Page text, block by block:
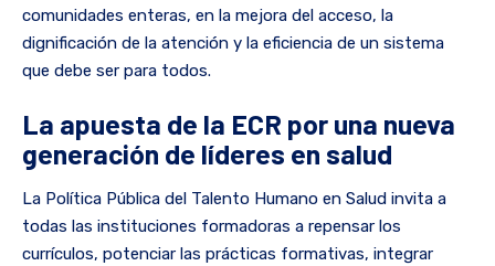
comunidades enteras, en la mejora del acceso, la
dignificación de la atención y la eficiencia de un sistema
que debe ser para todos.
La apuesta de la ECR por una nueva
generación de líderes en salud
La Política Pública del Talento Humano en Salud invita a
todas las instituciones formadoras a repensar los
currículos, potenciar las prácticas formativas, integrar